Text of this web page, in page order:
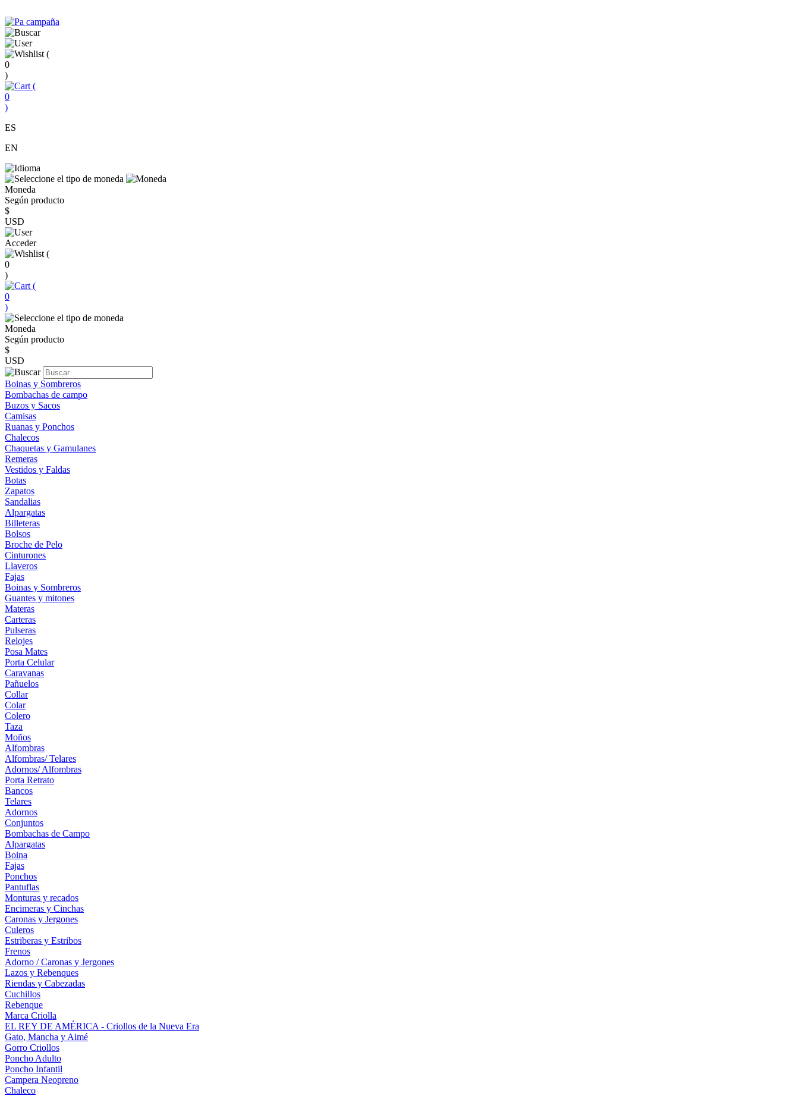
(
0
)
(
0
)
ES
EN
Moneda
Según producto
$
USD
Acceder
(
0
)
(
0
)
Moneda
Según producto
$
USD
Boinas y Sombreros
Bombachas de campo
Buzos y Sacos
Camisas
Ruanas y Ponchos
Chalecos
Chaquetas y Gamulanes
Remeras
Vestidos y Faldas
Botas
Zapatos
Sandalias
Alpargatas
Billeteras
Bolsos
Broche de Pelo
Cinturones
Llaveros
Fajas
Boinas y Sombreros
Guantes y mitones
Materas
Carteras
Pulseras
Relojes
Posa Mates
Porta Celular
Caravanas
Pañuelos
Collar
Colar
Colero
Taza
Moños
Alfombras
Alfombras/ Telares
Adornos/ Alfombras
Porta Retrato
Bancos
Telares
Adornos
Conjuntos
Bombachas de Campo
Alpargatas
Boina
Fajas
Ponchos
Pantuflas
Monturas y recados
Encimeras y Cinchas
Caronas y Jergones
Culeros
Estriberas y Estribos
Frenos
Adorno / Caronas y Jergones
Lazos y Rebenques
Riendas y Cabezadas
Cuchillos
Rebenque
Marca Criolla
EL REY DE AMÉRICA - Criollos de la Nueva Era
Gato, Mancha y Aimé
Gorro Criollos
Poncho Adulto
Poncho Infantil
Campera Neopreno
Chaleco